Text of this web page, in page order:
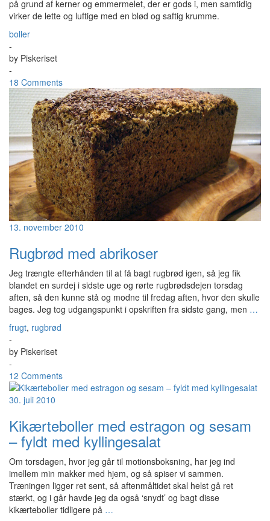
på grund af kerner og emmermelet, der er gods i, men samtidig
virker de lette og luftige med en blød og saftig krumme.
boller
-
by Piskeriset
-
18 Comments
13. november 2010
Rugbrød med abrikoser
Jeg trængte efterhånden til at få bagt rugbrød igen, så jeg fik
blandet en surdej i sidste uge og rørte rugbrødsdejen torsdag
aften, så den kunne stå og modne til fredag aften, hvor den skulle
bages. Jeg tog udgangspunkt i opskriften fra sidste gang, men …
frugt, rugbrød
-
by Piskeriset
-
12 Comments
30. juli 2010
Kikærteboller med estragon og sesam
– fyldt med kyllingesalat
Om torsdagen, hvor jeg går til motionsboksning, har jeg ind
imellem min makker med hjem, og så spiser vi sammen.
Træningen ligger ret sent, så aftenmåltidet skal helst gå ret
stærkt, og i går havde jeg da også ‘snydt’ og bagt disse
kikærteboller tidligere på …